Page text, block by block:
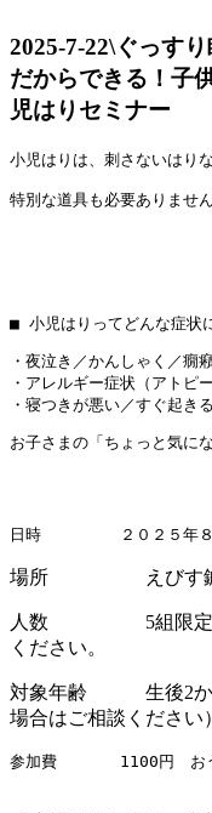
2025-7-22\ぐっす
だからできる！子
児はりセミナー
小児はりは、刺さないはり
特別な道具も必要ありませ
■ 小児はりってどんな症状
・夜泣き／かんしゃく／癇
・アレルギー症状（アトピ
・寝つきが悪い／すぐ起き
お子さまの「ちょっと気に
日時　　　　　２０２
場所 えびす鍼
人数 5組限定 ぜ
ください。
対象年齢 生後2か月
場合はご相談ください）
参加費　　　　1100円　お